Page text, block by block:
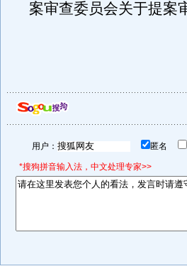
案审查委员会关于提案
用户： 匿名
*搜狗拼音输入法，中文处理专家>>